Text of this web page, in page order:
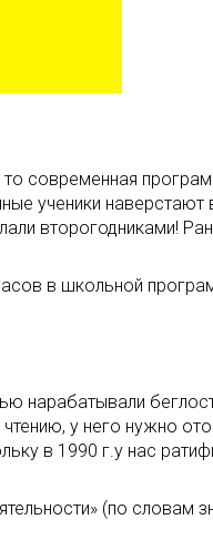
современная
ученики наверстают
второгодниками!
в школьной
у него нужно
в 1990 г.у нас
(по